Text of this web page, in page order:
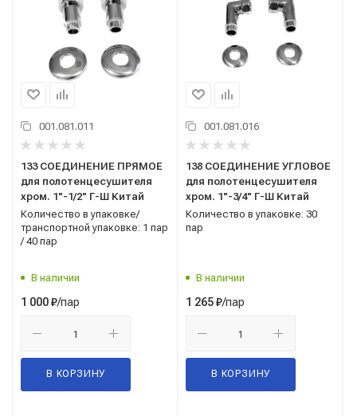
001.081.011
133 СОЕДИНЕНИЕ ПРЯМОЕ
для полотенцесушителя
хром. 1"-1/2" Г-Ш Китай
Количество в упаковке/
транспортной упаковке: 1 пар
/ 40 пар
В наличии
1 000₽/пар
В КОРЗИНУ
001.081.016
138 СОЕДИНЕНИЕ УГЛОВОЕ
для полотенцесушителя
хром. 1"-3/4" Г-Ш Китай
Количество в упаковке: 30
пар
В наличии
1 265₽/пар
В КОРЗИНУ